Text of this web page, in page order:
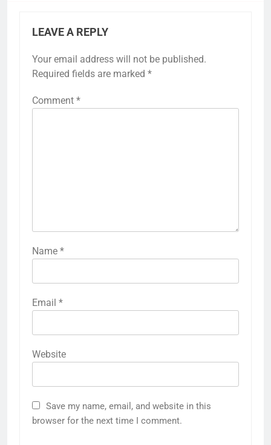
LEAVE A REPLY
Your email address will not be published.
Required fields are marked *
Comment *
Name *
Email *
Website
Save my name, email, and website in this
browser for the next time I comment.
राम की नगरी अयोध्या में आने वाले भक्तों
का स्वागत करेगा लक्ष्मण द्वार